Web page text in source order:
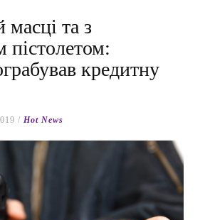
та з
пістолетом:
кредитну
/ Hot News